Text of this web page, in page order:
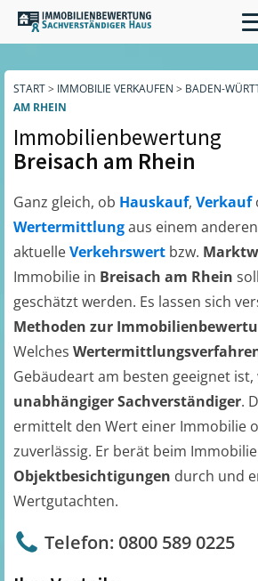
START> IMMOBILIE VERKAUFEN > BADEN-
AM RHEIN
Immobilienbewertung
Breisach am Rhein
Ganz gleich, ob Hauskauf, Verkauf
Wertermittlungaus einem
aktuelleVerkehrswert bzw.
Immobilie in Breisach am Rhein
geschätzt werden. Es lassen sich
Methoden zur
Welches
Gebäudeart am besten geeignet ist,
unabhängiger Sachverständiger.
ermittelt den Wert einer Immobilie
zuverlässig. Er berät beim
Objektbesichtigungen durch und
Wertgutachten.
Telefon: 0800 589 0225